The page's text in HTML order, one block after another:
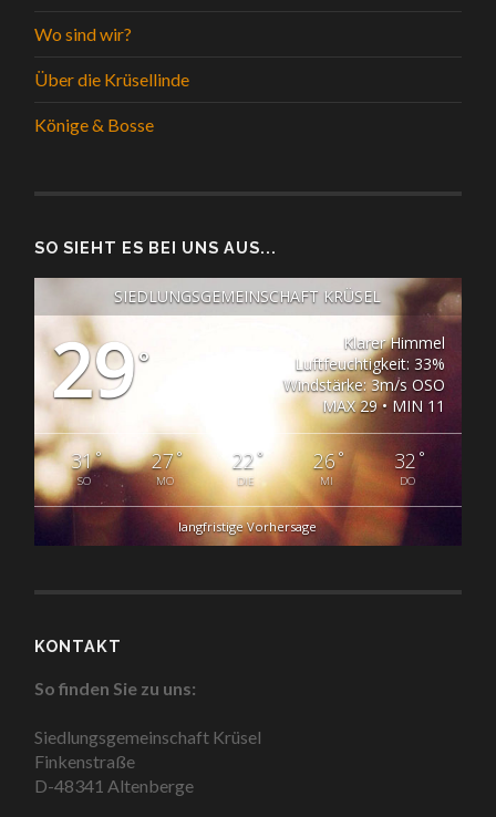
Wo sind wir?
Über die Krüsellinde
Könige & Bosse
SO SIEHT ES BEI UNS AUS...
SIEDLUNGSGEMEINSCHAFT KRÜSEL
29°
Klarer Himmel
Luftfeuchtigkeit: 33%
Windstärke: 3m/s OSO
MAX 29 • MIN 11
31°
SO
27°
MO
22 °
DIE
26°
MI
32 °
DO
langfristige Vorhersage
KONTAKT
So finden Sie zu uns:
Siedlungsgemeinschaft Krüsel
Finkenstraße
D-48341 Altenberge